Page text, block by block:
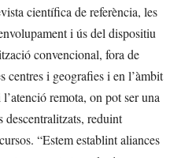
científica de referència, les
i ús del dispositiu
convencional, fora de
i geografies i en l’àmbit
remota, on pot ser una
descentralitzats, reduint
“Estem establint aliances